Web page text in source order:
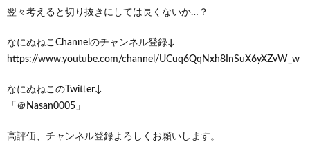
翌々考えると切り抜きにしては長くないか…？
なにぬねこChannelのチャンネル登録↓
https://www.youtube.com/channel/UCuq6QqNxh8InSuX6yXZvW_w
なにぬねこのTwitter↓
「＠Nasan0005」
高評価、チャンネル登録よろしくお願いします。